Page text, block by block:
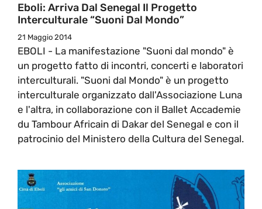
Eboli: Arriva Dal Senegal Il Progetto
Interculturale “Suoni Dal Mondo”
21 Maggio 2014
EBOLI - La manifestazione "Suoni dal mondo" è
un progetto fatto di incontri, concerti e laboratori
interculturali. "Suoni dal Mondo" è un progetto
interculturale organizzato dall'Associazione Luna
e l'altra, in collaborazione con il Ballet Accademie
du Tambour Africain di Dakar del Senegal e con il
patrocinio del Ministero della Cultura del Senegal.